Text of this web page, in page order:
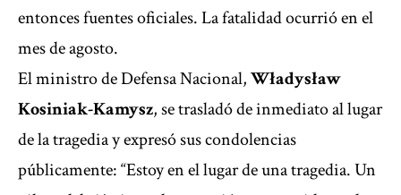
entonces fuentes oficiales. La fatalidad ocurrió en el
mes de agosto.
El ministro de Defensa Nacional,Władysław
Kosiniak-Kamysz, se trasladó de inmediato al lugar
de la tragedia y expresó sus condolencias
públicamente: “Estoy en el lugar de una tragedia. Un